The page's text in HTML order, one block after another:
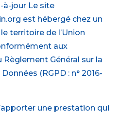
à-jour Le site
est hébergé chez un
territoire de l’Union
aux
Général sur la
(RGPD : n° 2016-
une prestation qui